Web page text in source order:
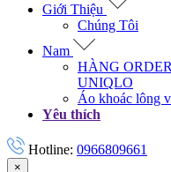
Giới Thiệu
Chúng Tôi
Nam
HÀNG
UNIQLO
Áo khoác lông
Yêu thích
Hotline: 0966809661
×